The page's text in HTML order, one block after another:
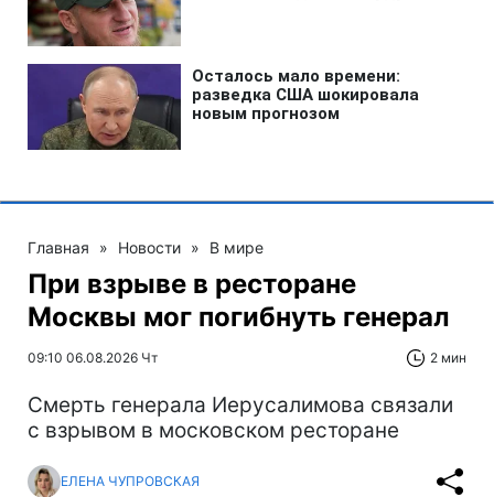
Главная » Новости » В мире
При взрыве в ресторане
Москвы мог погибнуть генерал
09:10 06.08.2026 Чт 2 мин
Смерть генерала Иерусалимова связали
с взрывом в московском ресторане
ЕЛЕНА ЧУПРОВСКАЯ